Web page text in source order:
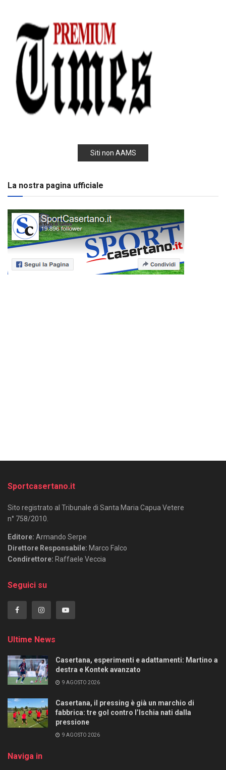
Siti non AAMS
La nostra pagina ufficiale
Sportcasertano.it
Sito registrato al Tribunale di Santa Maria Capua Vetere
n° 758/2010.
Editore: Armando Serpe
Direttore Responsabile: Marco Falco
Condirettore: Raffaele Veccia
Seguici su
Ultime News
Casertana, esperimenti e adattamenti: Martino a
destra e Kontek avanzato
9 AGOSTO 2026
Casertana, il pressing è già un marchio di
fabbrica: tre gol contro l’Ischia nati dalla
pressione
9 AGOSTO 2026
Naviga in